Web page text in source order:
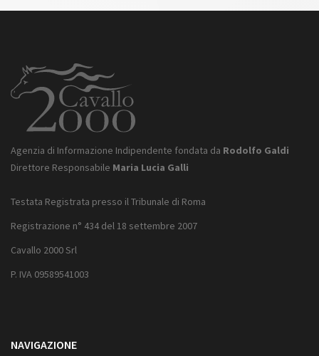
Agenzia di Informazione Indipendente fondata da Rodolfo Galdi
Direttore Responsabile Maria Lucia Galli
Testata Registrata presso il Tribunale di Roma
Registrazione n° 434 del 18 settembre 2007
Cavallo 2000 Srl
P. IVA 09589541003
NAVIGAZIONE